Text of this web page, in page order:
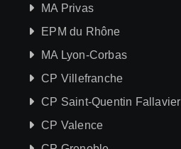
MA Privas
EPM du Rhône
MA Lyon-Corbas
CP Villefranche
CP Saint-Quentin Fallavier
CP Valence